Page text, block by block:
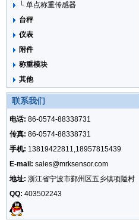
└ 单点称重传感器
台秤
仪表
附件
称重模块
其他
联系我们
电话: 86-0574-88338731
传真: 86-0574-88338731
手机: 13819422811,18957815439
E-mail: sales@mrksensor.com
地址: 浙江省宁波市鄞州区五乡镇项隘村
QQ: 403502243